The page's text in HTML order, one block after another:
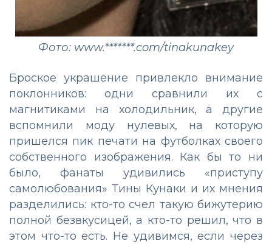
Фото: www.*******.com/tinakunakey
Броское украшение привлекло внимание
поклонников: одни сравнили их с
магнитиками на холодильник, а другие
вспомнили моду нулевых, на которую
пришелся пик печати на футболках своего
собственного изображения. Как бы то ни
было, фанаты удивились «приступу
самолюбования» Тины Кунаки и их мнения
разделились: кто-то счел такую бижутерию
полной безвкусицей, а кто-то решил, что в
этом что-то есть. Не удивимся, если через